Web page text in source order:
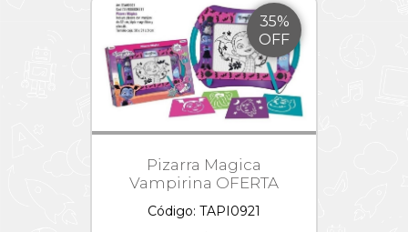
35%
OFF
Pizarra Magica
Vampirina OFERTA
Código: TAPI0921